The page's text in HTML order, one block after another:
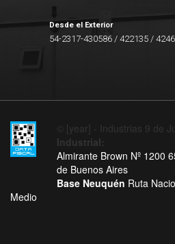
Desde el Exterior
54-2317-430586 / 422135 /
© [year] - Industrias 9 de
Industrial:
Almirante Brown Nº 1200
de Buenos Aires
Base Neuquén Ruta
Medio